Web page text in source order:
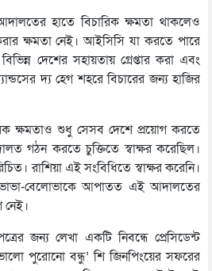
হাতে বিচারিক ক্ষমতা থাকলেও
ক্ষমতা নেই। আইসিসি যা করতে পারে
দেশের সহায়তায় গ্রেপ্তার করা এবং
দ্য হেগ শহরে বিচারের জন্য হাজির
ক্ষমতাও শুধু সেসব দেশে প্রয়োগ করতে
গঠন করতে চুক্তিতে স্বাক্ষর করেছিল।
রাশিয়া এই সংবিধিতে স্বাক্ষর করেনি।
বেলোভাকে আপাতত এই আদালতের
জন্য লেখা একটি নিবন্ধে প্রেসিডেন্ট
পুরোনো বন্ধু’ শি জিনপিংয়ের সফরের